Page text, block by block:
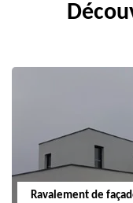
Ravalement de